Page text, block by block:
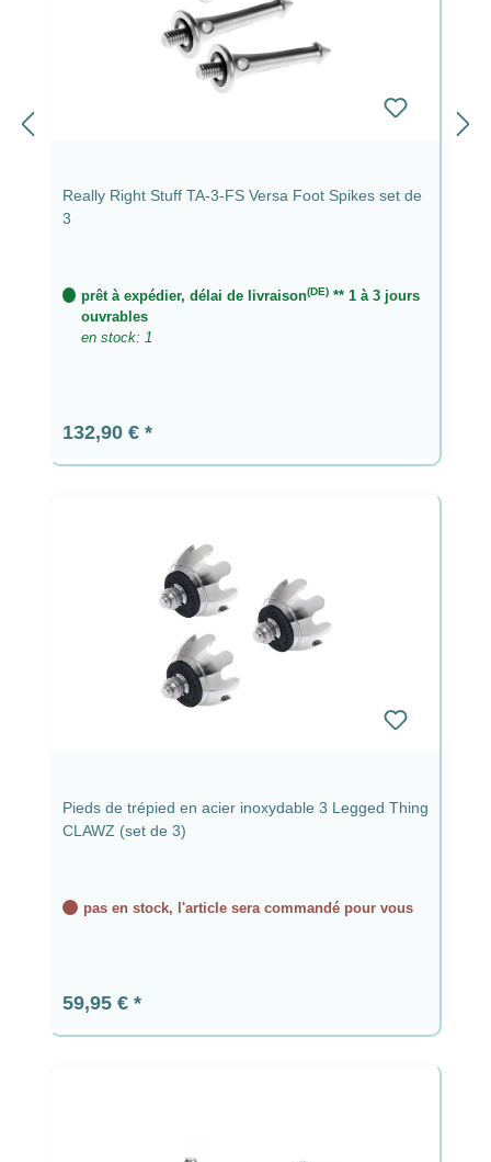
Really Right Stuff TA-3-FS Versa Foot Spikes set de
3
prêt à expédier, délai de livraison(DE)** 1 à 3 jours
ouvrables
en stock: 1
Prix régulier :
132,90 €
Pieds de trépied en acier inoxydable 3 Legged Thing
CLAWZ (set de 3)
pas en stock, l'article sera commandé pour vous
Prix régulier :
59,95 €